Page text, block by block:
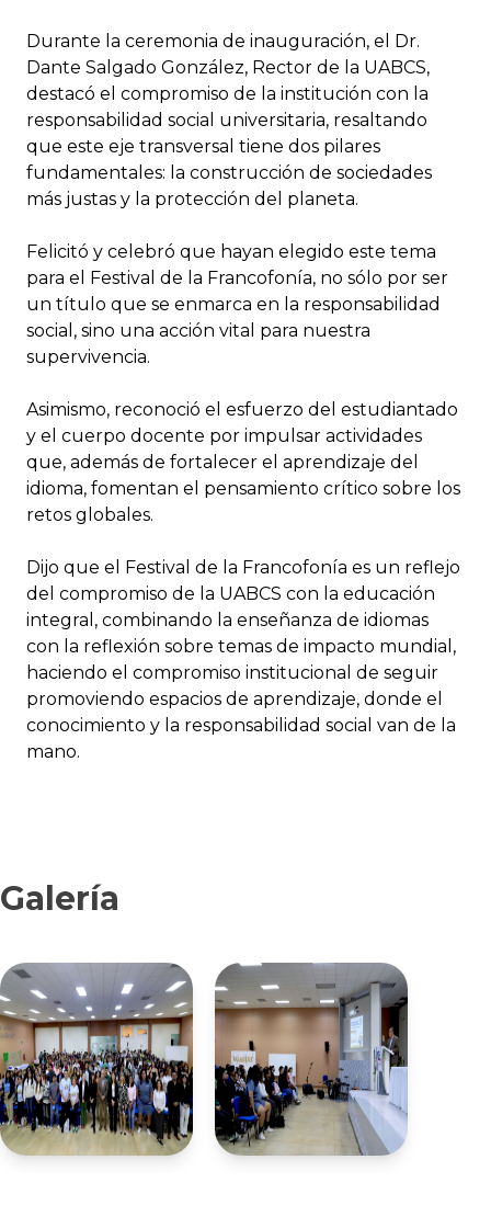
Durante la ceremonia de inauguración, el Dr.
Dante Salgado González, Rector de la UABCS,
destacó el compromiso de la institución con la
responsabilidad social universitaria, resaltando
que este eje transversal tiene dos pilares
fundamentales: la construcción de sociedades
más justas y la protección del planeta.
Felicitó y celebró que hayan elegido este tema
para el Festival de la Francofonía, no sólo por ser
un título que se enmarca en la responsabilidad
social, sino una acción vital para nuestra
supervivencia.
Asimismo, reconoció el esfuerzo del estudiantado
y el cuerpo docente por impulsar actividades
que, además de fortalecer el aprendizaje del
idioma, fomentan el pensamiento crítico sobre los
retos globales.
Dijo que el Festival de la Francofonía es un reflejo
del compromiso de la UABCS con la educación
integral, combinando la enseñanza de idiomas
con la reflexión sobre temas de impacto mundial,
haciendo el compromiso institucional de seguir
promoviendo espacios de aprendizaje, donde el
conocimiento y la responsabilidad social van de la
mano.
Galería